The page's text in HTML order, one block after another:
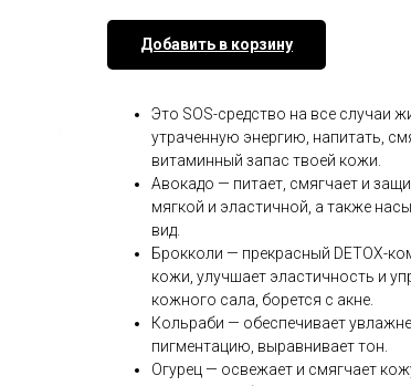
Добавить в корзину
Это SOS-средство на все случаи
утраченную энергию, напитать,
витаминный запас твоей кожи.
Авокадо — питает, смягчает и
мягкой и эластичной, а также
вид.
Брокколи — прекрасный DETOX-
кожи, улучшает эластичность и
кожного сала, борется с акне.
Кольраби — обеспечивает
пигментацию, выравнивает тон.
Огурец — освежает и смягчает